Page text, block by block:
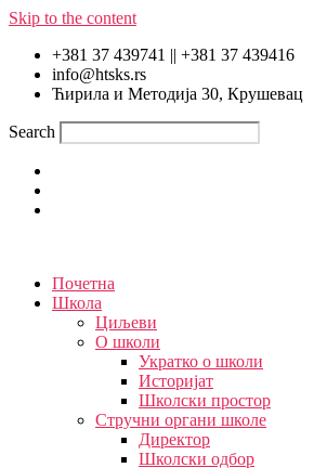
Skip to the content
+381 37 439741 || +381 37 439416
info@htsks.rs
Ћирила и Методија 30, Крушевац
Search
Почетна
Школа
Циљеви
О школи
Укратко о школи
Историјат
Школски простор
Стручни органи школе
Директор
Школски одбор